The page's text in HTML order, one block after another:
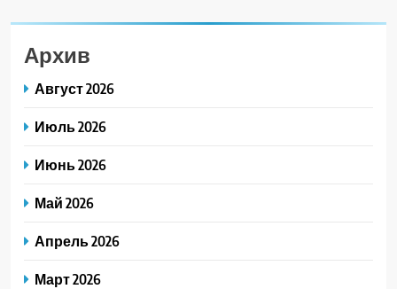
Архив
Август 2026
Июль 2026
Июнь 2026
Май 2026
Апрель 2026
Март 2026